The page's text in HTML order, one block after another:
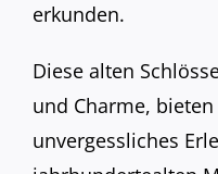
erkunden.
Diese alten
und Charme,
unvergessliches